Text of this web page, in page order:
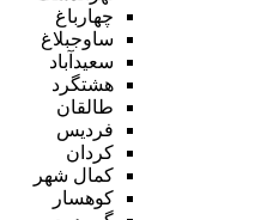
چهارباغ
ساوجبلاغ
سعیدآباد
هشتگرد
طالقان
فردیس
کردان
کمال شهر
کوهسار